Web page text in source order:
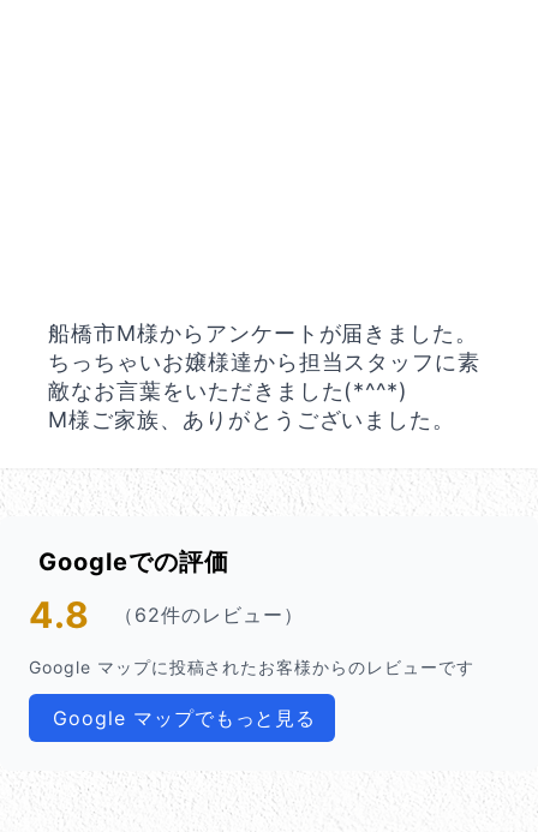
船橋市M様からアンケートが届きました。
ちっちゃいお嬢様達から担当スタッフに素
敵なお言葉をいただきました(*^^*)
M様ご家族、ありがとうございました。
Googleでの評価
4.8 （62件のレビュー）
Google マップに投稿されたお客様からのレビューです
Google マップでもっと見る